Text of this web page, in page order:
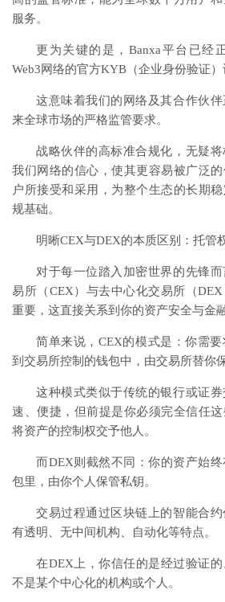
服务。
更为关键的是，Banxa平台已经
Web3网络的官方KYB（企业身份验证）
这意味着我们的网络及其合作伙
来全球市场的严格监管要求。
战略伙伴的高标准合规化，无疑
我们网络的信心，使其更容易被广泛
户所接受和采用，为整个生态的长期
规基础。
明晰CEX与DEX的本质区别：托管
对于每一位踏入加密世界的先锋
易所（CEX）与去中心化交易所（
重要，这直接关系到你的资产安全与金
简单来说，CEX的模式是：你需
到交易所控制的钱包中，由交易所替你保
这种模式类似于传统的银行或证
速、便捷，但前提是你必须完全信任这
将资产的控制权交予他人。
而DEX则截然不同：你的资产始
包里，由你个人保管私钥。
交易过程通过区块链上的智能合
有透明、无中间机构、自动化等特点。
在DEX上，你信任的是经过验证
不是某个中心化的机构或个人。